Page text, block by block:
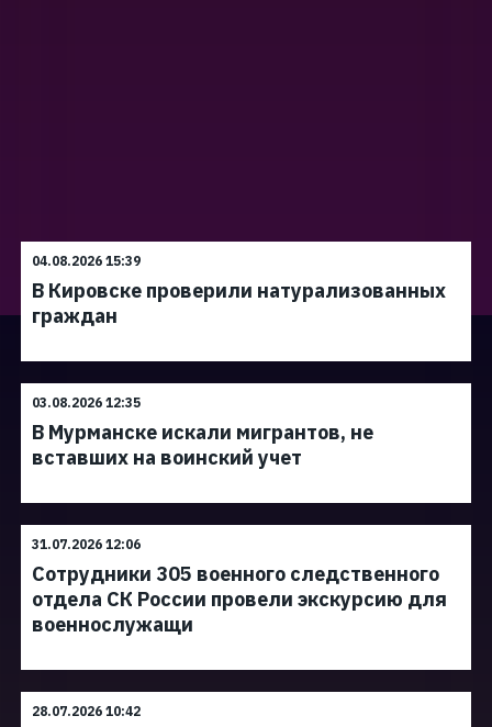
04.08.2026 15:39
В Кировске проверили натурализованных
граждан
03.08.2026 12:35
В Мурманске искали мигрантов, не
вставших на воинский учет
31.07.2026 12:06
Сотрудники 305 военного следственного
отдела СК России провели экскурсию для
военнослужащи
28.07.2026 10:42